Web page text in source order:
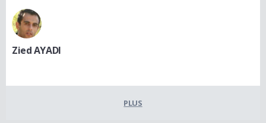
Zied AYADI
PLUS